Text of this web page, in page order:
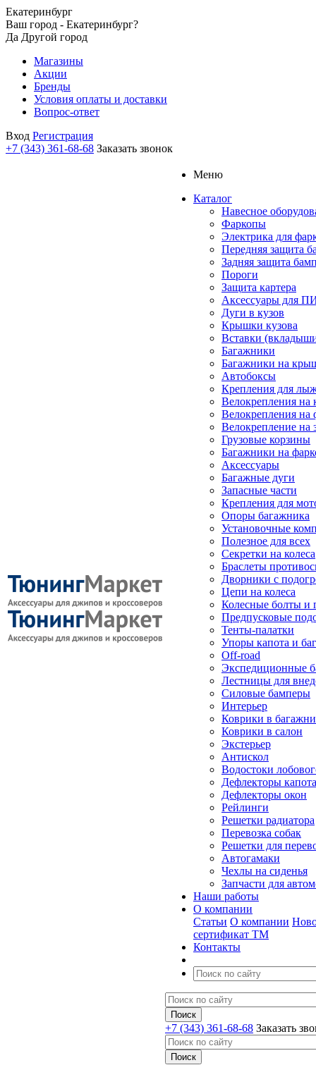
Екатеринбург
Ваш город - Екатеринбург?
Да Другой город
Магазины
Акции
Бренды
Условия оплаты и доставки
Вопрос-ответ
Вход Регистрация
+7 (343) 361-68-68 Заказать звонок
Меню
Каталог
Навесное
Фаркопы
Электрика для
Передняя защита
Задняя защита
Пороги
Защита картера
Аксессуары для
Дуги в кузов
Крышки кузова
Вставки
Багажники
Багажники на
Автобоксы
Крепления для
Велокрепления
Велокрепления на
Велокрепление на
Грузовые корзины
Багажники на
Аксессуары
Багажные дуги
Запасные части
Крепления для
Опоры багажника
Установочные
Полезное для всех
Секретки на колеса
Браслеты
Дворники с
Цепи на колеса
Колесные болты и
Предпусковые
Тенты-палатки
Упоры капота и
Off-road
Экспедиционные
Лестницы для
Силовые бамперы
Интерьер
Коврики в
Коврики в салон
Экстерьер
Антискол
Водостоки
Дефлекторы капота
Дефлекторы окон
Рейлинги
Решетки радиатора
Перевозка собак
Решетки для
Автогамаки
Чехлы на сиденья
Запчасти для
Наши работы
О компании
Статьи О компании
сертификат ТМ
Контакты
+7 (343) 361-68-68 Заказать